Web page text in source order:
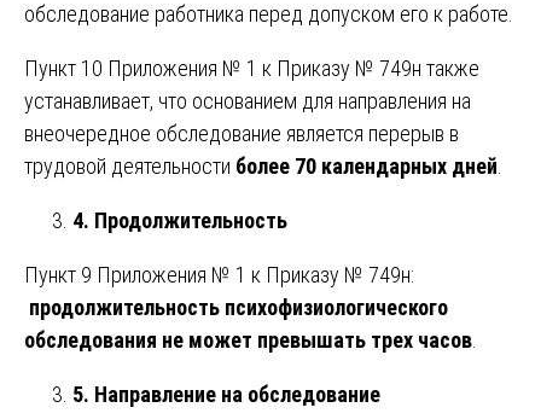
обследование работника перед допуском его к работе.
Пункт 10 Приложения № 1 к Приказу № 749н также
устанавливает, что основанием для направления на
внеочередное обследование является перерыв в
трудовой деятельности более 70 календарных дней
4. Продолжительность
Пункт 9 Приложения № 1 к Приказу № 749н:
продолжительность психофизиологического
обследования не может превышать трех часов
5. Направление на обследование